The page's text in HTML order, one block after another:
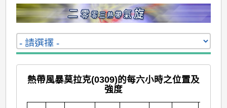
熱帶風暴莫拉克(0309)的每六小時之位置及
強度